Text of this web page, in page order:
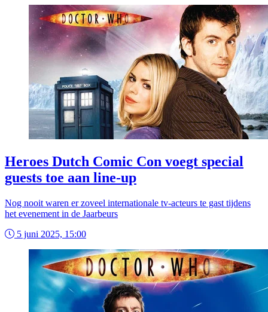
Heroes Dutch Comic Con voegt special
guests toe aan line-up
Nog nooit waren er zoveel internationale tv-acteurs te gast tijdens
het evenement in de Jaarbeurs
5 juni 2025, 15:00